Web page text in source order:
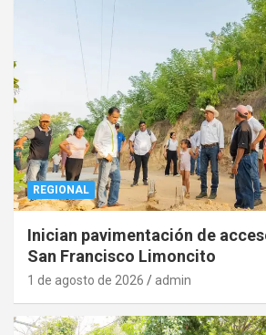
REGIONAL
Inician pavimentación de
San Francisco Limoncito
1 de agosto de 2026 admin